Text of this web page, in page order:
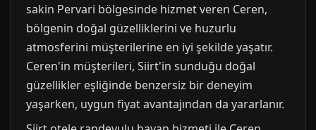
sakin Pervari bölgesinde hizmet veren Ceren,
bölgenin doğal güzelliklerini ve huzurlu
atmosferini müşterilerine en iyi şekilde yaşatır.
Ceren'in müşterileri, Siirt'in sunduğu doğal
güzellikler eşliğinde benzersiz bir deneyim
yaşarken, uygun fiyat avantajından da yararlanır.